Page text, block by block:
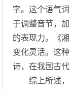
字。这个语气
于调整音节，
的表现力。《
变化灵活。这
诗，在我国古
综上所述，